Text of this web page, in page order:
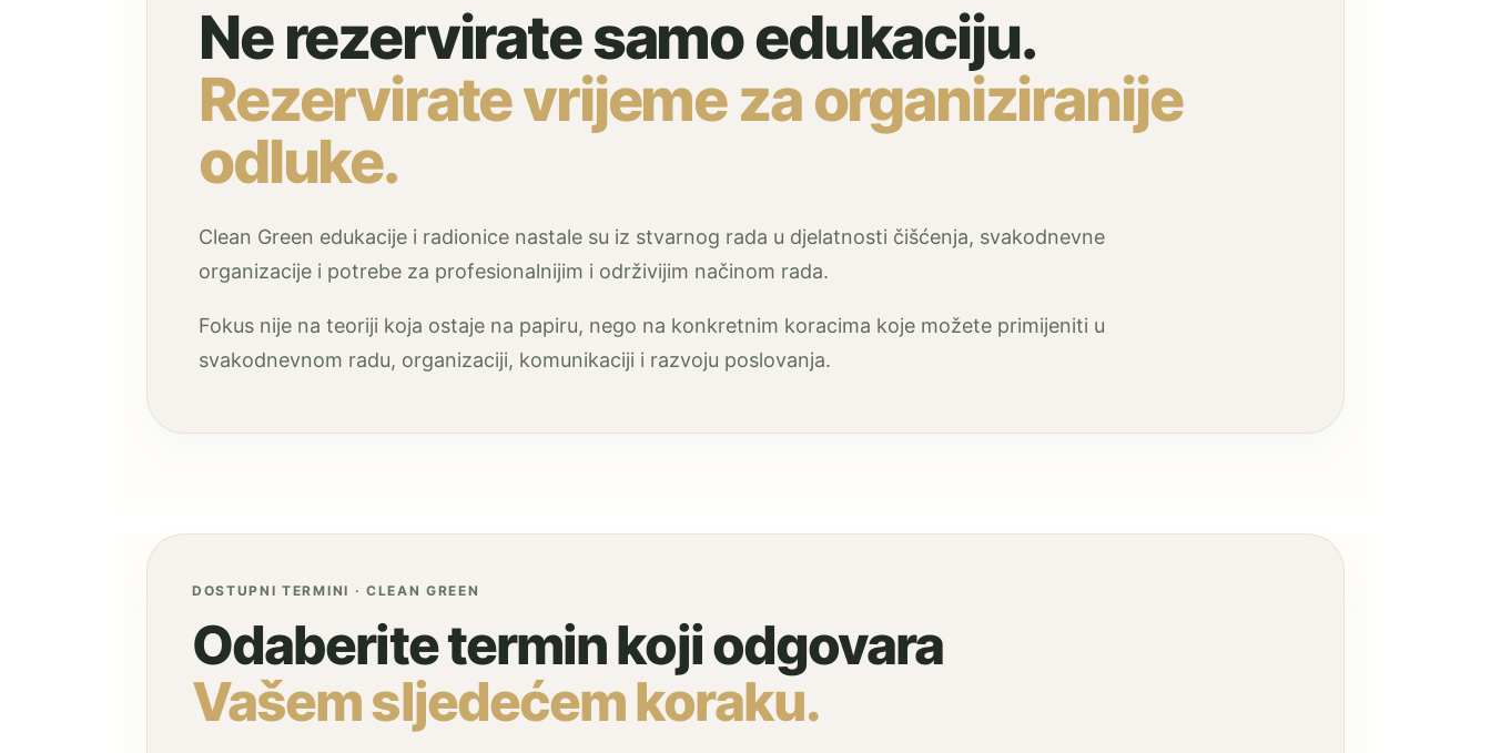
Ne rezervirate samo edukaciju.
Rezervirate vrijeme za organiziranije
odluke.
Clean Green edukacije i radionice nastale su iz stvarnog rada u djelatnosti čišćenja, svakodnevne
organizacije i potrebe za profesionalnijim i održivijim načinom rada.
Fokus nije na teoriji koja ostaje na papiru, nego na konkretnim koracima koje možete primijeniti u
svakodnevnom radu, organizaciji, komunikaciji i razvoju poslovanja.
DOSTUPNI TERMINI · CLEAN GREEN
Odaberite termin koji odgovara
Vašem sljedećem koraku.